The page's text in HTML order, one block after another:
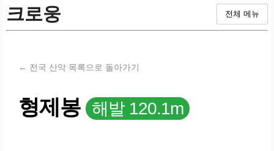
크로웅 전체 메뉴
← 전국 산악 목록으로 돌아가기
형제봉 해발 120.1m